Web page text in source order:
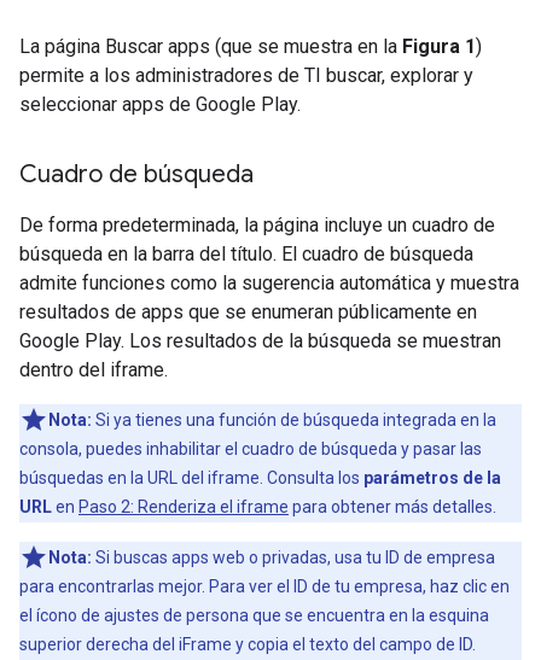
La página Buscar apps (que se muestra en la Figura 1)
permite a los administradores de TI buscar, explorar y
seleccionar apps de Google Play.
Cuadro de búsqueda
De forma predeterminada, la página incluye un cuadro de
búsqueda en la barra del título. El cuadro de búsqueda
admite funciones como la sugerencia automática y muestra
resultados de apps que se enumeran públicamente en
Google Play. Los resultados de la búsqueda se muestran
dentro del iframe.
Nota: Si ya tienes una función de búsqueda integrada en la
consola, puedes inhabilitar el cuadro de búsqueda y pasar las
búsquedas en la URL del iframe. Consulta los parámetros de la
URLen Paso 2: Renderiza el iframe para obtener más detalles.
Nota: Si buscas apps web o privadas, usa tu ID de empresa
para encontrarlas mejor. Para ver el ID de tu empresa, haz clic en
el ícono de ajustes de persona que se encuentra en la esquina
superior derecha del iFrame y copia el texto del campo de ID.